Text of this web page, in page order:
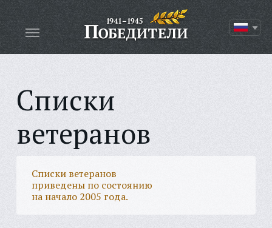
Списки
ветеранов
Списки ветеранов
приведены по состоянию
на начало 2005 года.